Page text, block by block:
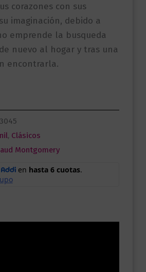
corazones con sus
imaginación, debido a
emprende la busqueda
nuevo al hogar y tras una
encontrarla.
, Clásicos
Montgomery